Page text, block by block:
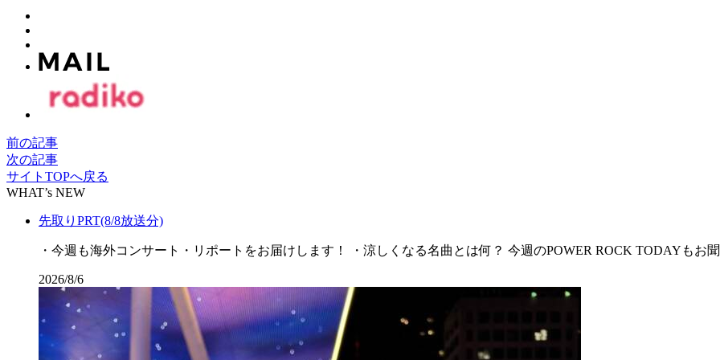
前の記事
次の記事
サイトTOPへ戻る
WHAT’s NEW
先取りPRT(8/8放送分)
・今週も海外コンサート・リポートをお届けします！ ・涼しくなる名曲とは何？ 今週のPOWER ROCK TODAYも
2026/8/6